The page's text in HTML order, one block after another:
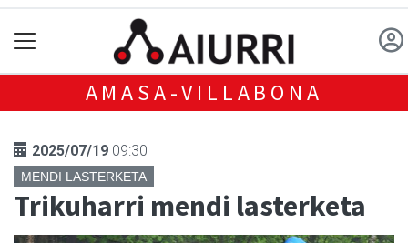
AMASA-VILLABONA
2025/07/19 09:30
MENDI LASTERKETA
Trikuharri mendi lasterketa